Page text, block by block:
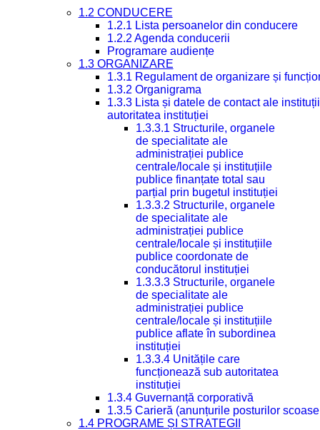
1.2 CONDUCERE
1.2.1 Lista persoanelor din conducere
1.2.2 Agenda conducerii
Programare audiențe
1.3 ORGANIZARE
1.3.1 Regulament de organizare și
1.3.2 Organigrama
1.3.3 Lista și datele de contact ale
autoritatea instituției
1.3.3.1 Structurile, organele
de specialitate ale
administrației publice
centrale/locale și instituțiile
publice finanțate total sau
parțial prin bugetul instituției
1.3.3.2 Structurile, organele
de specialitate ale
administrației publice
centrale/locale și instituțiile
publice coordonate de
conducătorul instituției
1.3.3.3 Structurile, organele
de specialitate ale
administrației publice
centrale/locale și instituțiile
publice aflate în subordinea
instituției
1.3.3.4 Unitățile care
funcționează sub autoritatea
instituției
1.3.4 Guvernanță corporativă
1.3.5 Carieră (anunțurile posturilor
1.4 PROGRAME ȘI STRATEGII